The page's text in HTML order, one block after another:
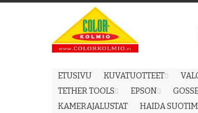
Content
ETUSIVU KUVATUOTTEET
TETHER TOOLS
EPSON
KAMERAJALUSTAT
HAIDA